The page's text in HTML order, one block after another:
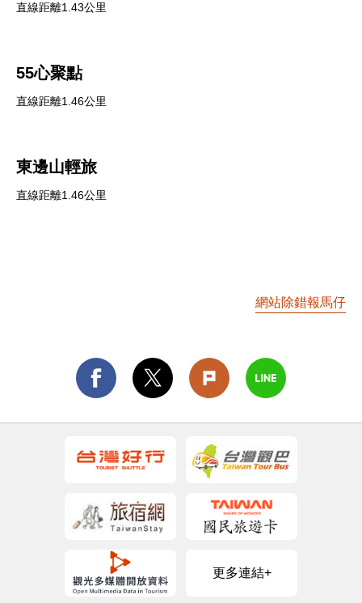
直線距離1.43公里
55心聚點
直線距離1.46公里
東邊山輕旅
直線距離1.46公里
網站除錯報馬仔
更多連結+